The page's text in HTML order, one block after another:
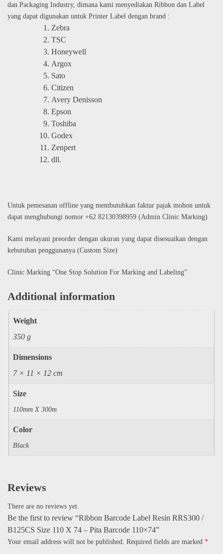
dan Packaging Industry, dimana kami menyediakan Ribbon dan Label
yang dapat digunakan untuk Printer Label dengan brand :
Zebra
TSC
Honeywell
Argox
Sato
Citizen
Avery Denisson
Epson
Toshiba
Godex
Zenpert
dll.
Untuk pemesanan offline yang membutuhkan faktur pajak mohon untuk
dapat menghubungi nomor +62 82130398959 (Admin Clinic Marking)
Kami melayani preorder dengan ukuran yang dapat disesuaikan dengan
kebutuhan penggunanya (Custom Size)
Clinic Marking “One Stop Solution For Marking and Labeling”
Additional information
Weight
350 g
Dimensions
7 × 11 × 12 cm
Size
110mm X 300m
Color
Black
Reviews
There are no reviews yet.
Be the first to review “Ribbon Barcode Label Resin RRS300 /
B125CS Size 110 X 74 – Pita Barcode 110×74”
Your email address will not be published. Required fields are marked *